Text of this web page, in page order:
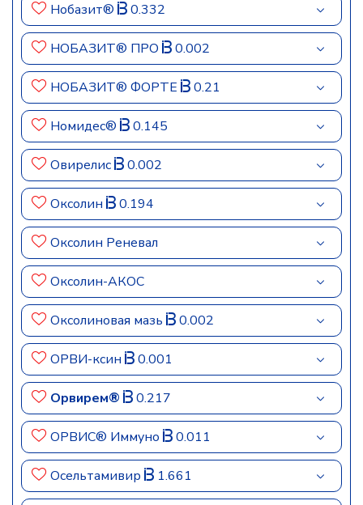
Нобазит® 0.332
НОБАЗИТ® ПРО 0.002
НОБАЗИТ® ФОРТЕ 0.21
Номидес® 0.145
Овирелис 0.002
Оксолин 0.194
Оксолин Реневал
Оксолин-АКОС
Оксолиновая мазь 0.002
ОРВИ-ксин 0.001
Орвирем® 0.217
ОРВИС® Иммуно 0.011
Осельтамивир 1.661